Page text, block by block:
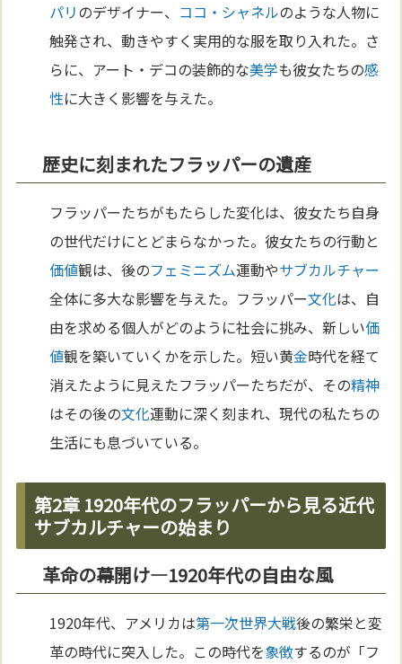
パリのデザイナー、 ココ・シャネルのような人物に
触発され、動きやすく実用的な服を取り入れた。さ
らに、アート・デコの装飾的な美学も彼女たちの感
性に大きく影響を与えた。
歴史に刻まれたフラッパーの遺産
フラッパーたちがもたらした変化は、彼女たち自身
の世代だけにとどまらなかった。彼女たちの行動と
価値観は、後のフェミニズム運動やサブカルチャー
全体に多大な影響を与えた。フラッパー文化は、自
由を求める個人がどのように社会に挑み、新しい価
値観を築いていくかを示した。短い黄金時代を経て
消えたように見えたフラッパーたちだが、その精神
はその後の文化運動に深く刻まれ、現代の私たちの
生活にも息づいている。
第2章 1920年代のフラッパーから見る近代
サブカルチャーの始まり
革命の幕開け—1920年代の自由な風
1920年代、アメリカは第一次世界大戦後の繁栄と変
革の時代に突入した。この時代を象徴するのが「フ